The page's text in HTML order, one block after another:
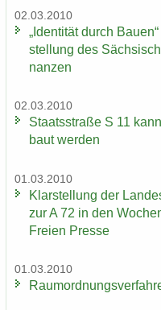
02.03.2010
„Iden­ti­tät durch
stel­lung des
nan­zen
02.03.2010
Staats­stra­ße S 11
baut wer­den
01.03.2010
Klar­stel­lung der
zur A 72 in den
Frei­en Pres­se
01.03.2010